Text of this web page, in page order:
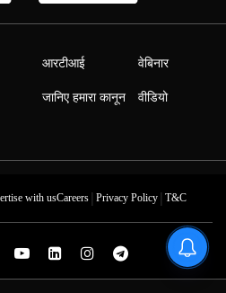
आरटीआई
जानिए हमारा कानून
वेबिनार
वीडियो
with usCareers| Privacy Policy| T&C